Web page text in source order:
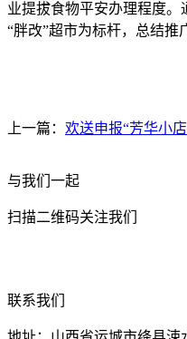
业提拔食物平安办理程度。
“胖改”超市为标杆，总结推
上一篇： 欢送申报“芳华小
与我们一起
扫描二维码关注我们
联系我们